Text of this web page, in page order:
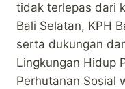
tidak terlepas dari
Bali Selatan, KPH
serta dukungan
Lingkungan Hidup
Perhutanan Sosial